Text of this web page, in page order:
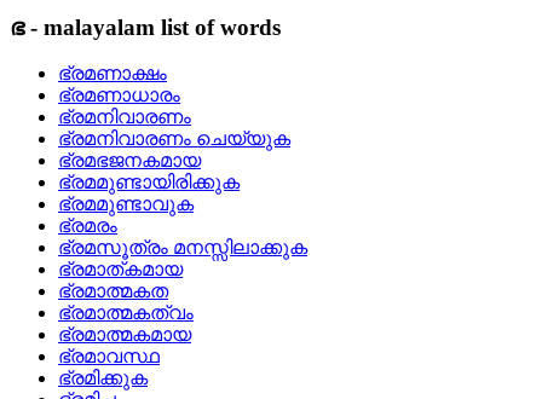
ഭ- malayalam list of words
ഭ്രമണാക്ഷം
ഭ്രമണാധാരം
ഭ്രമനിവാരണം
ഭ്രമനിവാരണം ചെയ്യുക
ഭ്രമഭജനകമായ
ഭ്രമമുണ്ടായിരിക്കുക
ഭ്രമമുണ്ടാവുക
ഭ്രമരം
ഭ്രമസൂത്രം മനസ്സിലാക്കുക
ഭ്രമാത്‌കമായ
ഭ്രമാത്മകത
ഭ്രമാത്മകത്വം
ഭ്രമാത്മകമായ
ഭ്രമാവസ്ഥ
ഭ്രമിക്കുക